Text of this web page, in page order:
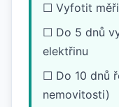
☐ Vyfotit
☐ Do 5 dnů
elektřinu
☐ Do 10 dnů
nemovitosti)